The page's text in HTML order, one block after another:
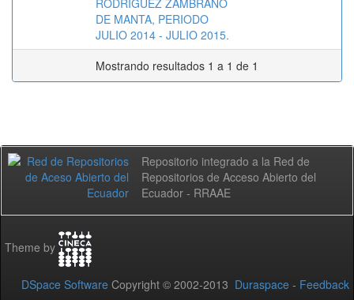
DE MANTA, PERIODO
JULIO 2014 - JULIO 2015.
Mostrando resultados 1 a 1 de 1
Repositorio integrado a la Red de
Repositorios de Acceso Abierto del
Ecuador - RRAAE
Theme by
DSpace Software Copyright © 2002-2013 Duraspace - Feedback